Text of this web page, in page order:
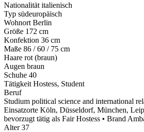
Nationalität italienisch
Typ südeuropäisch
Wohnort Berlin
Größe 172 cm
Konfektion 36 cm
Maße 86 / 60 / 75 cm
Haare rot (braun)
Augen braun
Schuhe 40
Tätigkeit Hostess, Student
Beruf
Studium political science and international
Einsatzorte Köln, Düsseldorf, München,
bevorzugt tätig als Fair Hostess • Brand
Alter 37